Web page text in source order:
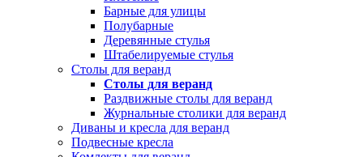
Барные для улицы
Полубарные
Деревянные стулья
Штабелируемые стулья
Столы для веранд
Столы для веранд
Раздвижные столы для веранд
Журнальные столики для веранд
Диваны и кресла для веранд
Подвесные кресла